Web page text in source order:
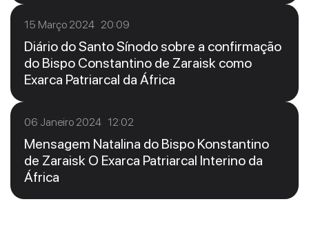
15 Março 2024 20:09
Diário do Santo Sínodo sobre a confirmação
do Bispo Constantino de Zaraisk como
Exarca Patriarcal da África
06 Janeiro 2024 12:02
Mensagem Natalina do Bispo Konstantino
de Zaraisk O Exarca Patriarcal Interino da
África